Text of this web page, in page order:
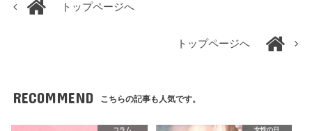
トップページへ
トップページへ
RECOMMEND こちらの記事も人気です。
コラム 女性の日